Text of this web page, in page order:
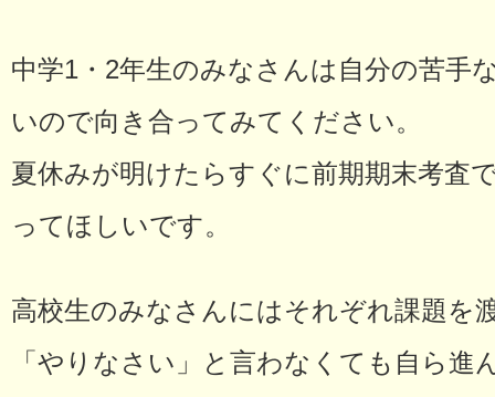
中学1・2年生のみなさんは自分の苦手
いので向き合ってみてください。
夏休みが明けたらすぐに前期期末考査
ってほしいです。
高校生のみなさんにはそれぞれ課題を
「やりなさい」と言わなくても自ら進